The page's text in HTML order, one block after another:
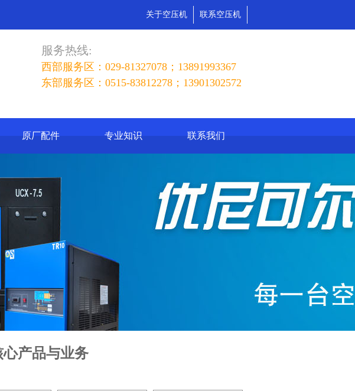
关于空压机 联系空压机
服务热线:
西部服务区：029-81327078；13891993367
东部服务区：0515-83812278；13901302572
原厂配件 专业知识 联系我们
产品与业务